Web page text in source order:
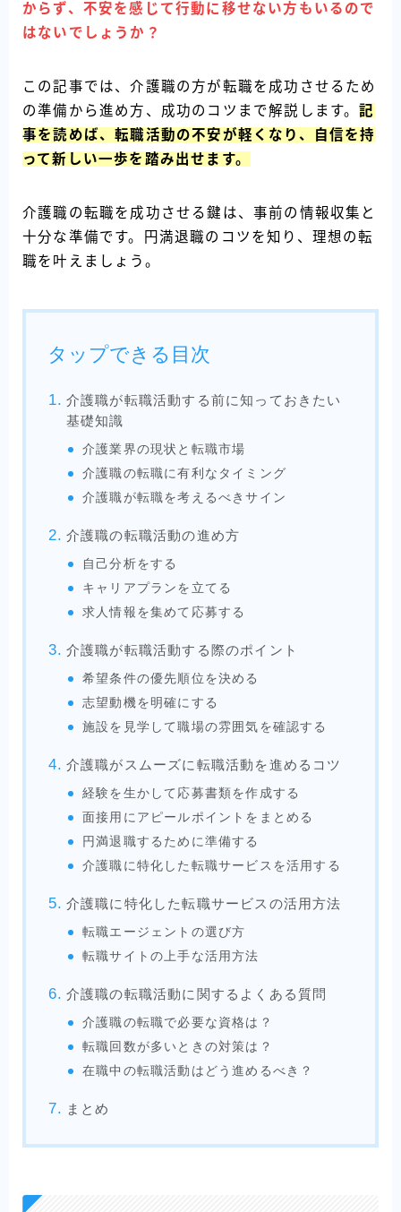
からず、不安を感じて行動に移せない方もいるので
はないでしょうか？
この記事では、介護職の方が転職を成功させるため
の準備から進め方、成功のコツまで解説します。記
事を読めば、転職活動の不安が軽くなり、自信を持
って新しい一歩を踏み出せます。
介護職の転職を成功させる鍵は、事前の情報収集と
十分な準備です。円満退職のコツを知り、理想の転
職を叶えましょう。
タップできる目次
介護職が転職活動する前に知っておきたい
基礎知識
介護業界の現状と転職市場
介護職の転職に有利なタイミング
介護職が転職を考えるべきサイン
介護職の転職活動の進め方
自己分析をする
キャリアプランを立てる
求人情報を集めて応募する
介護職が転職活動する際のポイント
希望条件の優先順位を決める
志望動機を明確にする
施設を見学して職場の雰囲気を確認する
介護職がスムーズに転職活動を進めるコツ
経験を生かして応募書類を作成する
面接用にアピールポイントをまとめる
円満退職するために準備する
介護職に特化した転職サービスを活用する
介護職に特化した転職サービスの活用方法
転職エージェントの選び方
転職サイトの上手な活用方法
介護職の転職活動に関するよくある質問
介護職の転職で必要な資格は？
転職回数が多いときの対策は？
在職中の転職活動はどう進めるべき？
まとめ